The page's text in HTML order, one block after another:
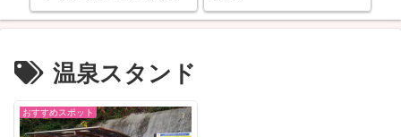
温泉スタンド
おすすめスポット